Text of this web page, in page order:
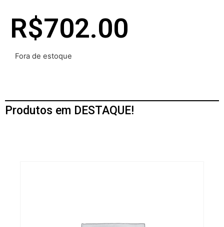
R$702.00
Fora de estoque
Produtos em DESTAQUE!